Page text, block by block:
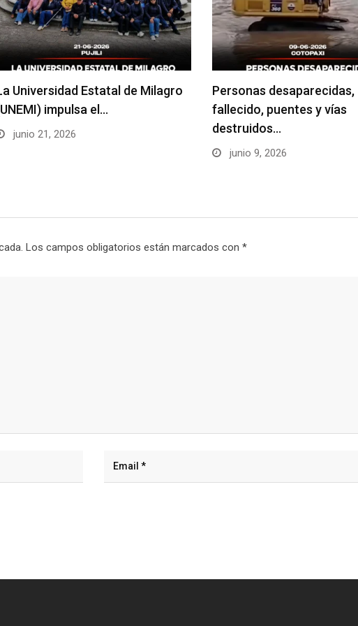
Universidad Estatal de Milagro
impulsa el…
junio 21, 2026
Personas desaparecidas,
fallecido, puentes y vías
destruidos…
junio 9, 2026
Los campos obligatorios están marcados con *